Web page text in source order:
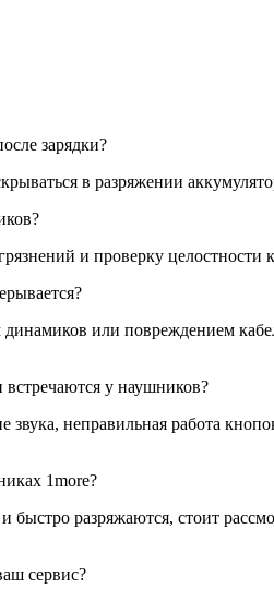
зарядки?
в разряжении
и проверку
или повреждением
у наушников?
неправильная работа
1more?
быстро разряжаются, стоит
сервис?